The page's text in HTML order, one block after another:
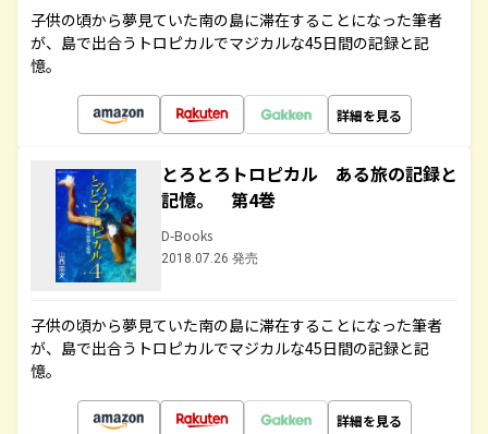
子供の頃から夢見ていた南の島に滞在することになった筆者
が、島で出合うトロピカルでマジカルな45日間の記録と記
憶。
詳細を見る
とろとろトロピカル ある旅の記録と
記憶。 第4巻
D-Books
2018.07.26 発売
子供の頃から夢見ていた南の島に滞在することになった筆者
が、島で出合うトロピカルでマジカルな45日間の記録と記
憶。
詳細を見る